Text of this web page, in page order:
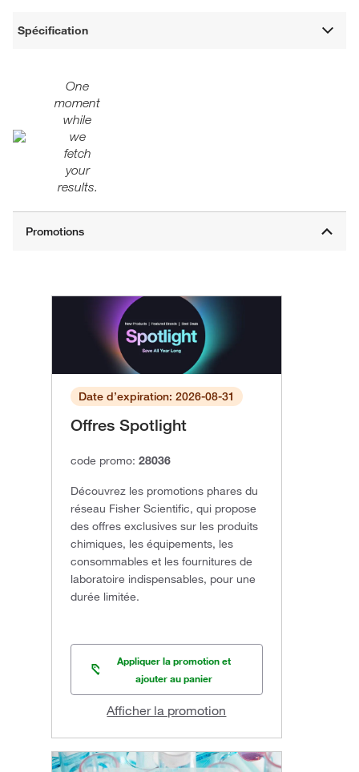
Spécification
One
moment
while
we
fetch
your
results.
Date d’expiration: 2026-08-31
Offres Spotlight
code promo: 28036
Découvrez les promotions phares du
réseau Fisher Scientific, qui propose
des offres exclusives sur les produits
chimiques, les équipements, les
consommables et les fournitures de
laboratoire indispensables, pour une
durée limitée.
Appliquer la promotion et
ajouter au panier
Afficher la promotion